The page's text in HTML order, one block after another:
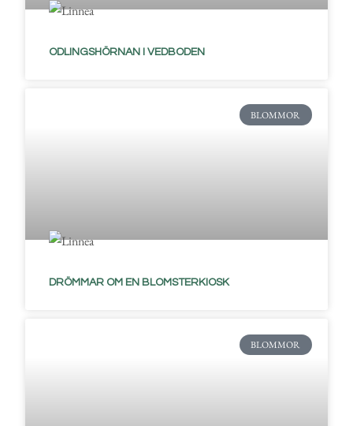
ODLINGSHÖRNAN I VEDBODEN
BLOMMOR
DRÖMMAR OM EN BLOMSTERKIOSK
BLOMMOR